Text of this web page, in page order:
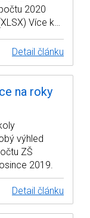
2020
Více k…
Detail článku
na roky
výhled
ZŠ
2019.
Detail článku